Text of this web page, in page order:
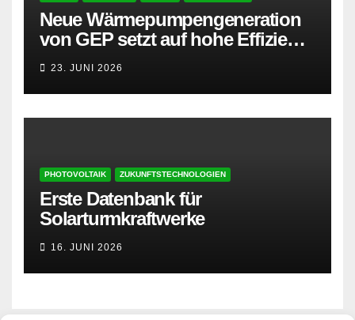
Neue Wärmepumpengeneration
von GEP setzt auf hohe Effizienz
und besonders leisen Betrieb
23. JUNI 2026
PHOTOVOLTAIK ZUKUNFTSTECHNOLOGIEN
Erste Datenbank für
Solarturmkraftwerke
16. JUNI 2026